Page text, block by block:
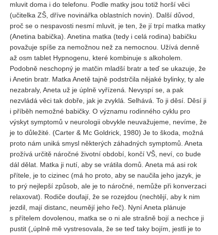
mluvit doma i do telefonu. Podle matky jsou totiž horší věci
(učitelka ZŠ, dříve novinářka oblastních novin). Další důvod,
proč se o nespavosti nesmí mluvit, je ten, že jí trpí matka matky
(Anetina babička). Anetina matka (tedy i celá rodina) babičku
považuje spíše za nemožnou než za nemocnou. Užívá denně
až osm tablet Hypnogenu, které kombinuje s alkoholem.
Podobně neschopný je matčin mladší bratr a teď se ukazuje, že
i Anetin bratr. Matka Anetě tajně podstrčila nějaké bylinky, ty ale
nezabraly, Aneta už je úplně vyřízená. Nevyspí se, a pak
nezvládá věci tak dobře, jak je zvyklá. Selhává. To ji děsí. Děsí ji
i příběh nemožné babičky. O významu rodinného cyklu pro
výskyt symptomů v neurologii obvykle neuvažujeme, nevíme, že
je to důležité. (Carter & Mc Goldrick, 1980) Je to škoda, možná
proto nám uniká smysl některých záhadných symptomů. Aneta
prožívá určitě náročné životní období, končí VŠ, neví, co bude
dál dělat. Matka ji nutí, aby se vrátila domů. Aneta má asi rok
přítele, je to cizinec (má ho proto, aby se naučila jeho jazyk, je
to prý nejlepší způsob, ale je to náročné, nemůže při konverzaci
relaxovat). Rodiče doufají, že se rozejdou (nechtějí, aby k nim
jezdil, mají distanc, neumějí jeho řeč). Nyní Aneta plánuje
s přítelem dovolenou, matka se o ni ale strašně bojí a nechce ji
pustit („úplně mě vystresovala, že se teď taky bojím, jestli je to